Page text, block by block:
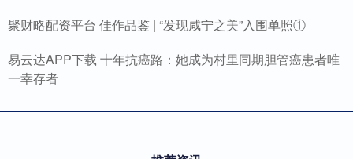
聚财略配资平台 佳作品鉴 | “发现咸宁之美”入围单照①
易云达APP下载 十年抗癌路：她成为村里同期胆管癌患者唯
一幸存者